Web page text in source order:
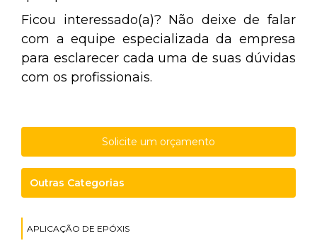
Ficou interessado(a)? Não deixe de falar
com a equipe especializada da empresa
para esclarecer cada uma de suas dúvidas
com os profissionais.
Solicite um orçamento
Outras Categorias
APLICAÇÃO DE EPÓXIS